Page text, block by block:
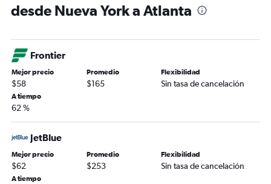
desde Nueva York a Atlanta
Frontier
Mejor precio
$58
Promedio
$165
Flexibilidad
Sin tasa de cancelación
A tiempo
62 %
JetBlue
Mejor precio
$62
Promedio
$253
Flexibilidad
Sin tasa de cancelación
A tiempo